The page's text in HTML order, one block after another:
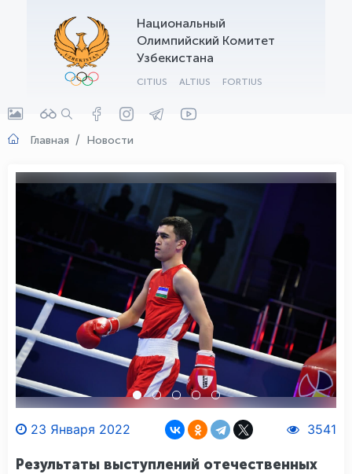
Национальный
Олимпийский Комитет
Узбекистана
CITIUS ALTIUS FORTIUS
Главная Новости
23 Января 2022 3541
Результаты выступлений отечественных
OLYMPCHIK AI - yordamchi
Онлайн · olympic.uz